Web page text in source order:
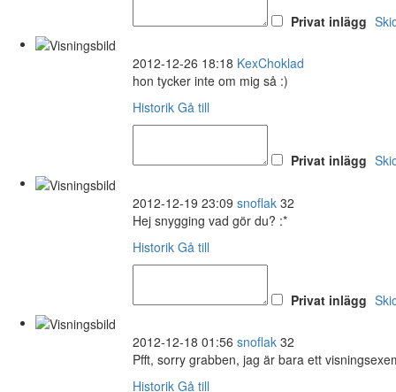
Privat inlägg
2012-12-26 18:18 KexChoklad
hon tycker inte om mig så :)
Historik Gå till
Privat inlägg
2012-12-19 23:09 snoflak 32
Hej snygging vad gör du? :*
Historik Gå till
Privat inlägg
2012-12-18 01:56 snoflak 32
Pfft, sorry grabben, jag är bara ett
Historik Gå till